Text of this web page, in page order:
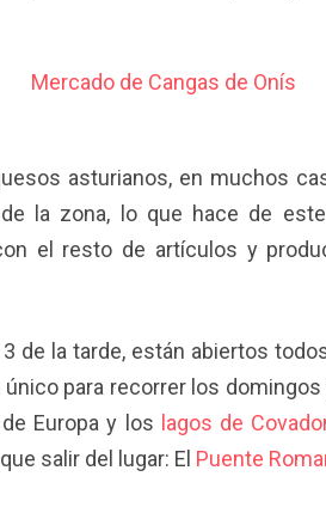
asturianos, en muchos
la zona, lo que hace de
el resto de artículos y
de la tarde, están abiertos
para recorrer los
Europa y los lagos de
salir del lugar: El Puente